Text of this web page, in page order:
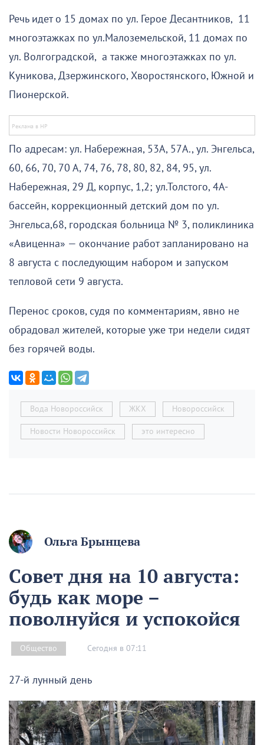
Речь идет о 15 домах по ул. Герое Десантников, 11
многоэтажках по ул.Малоземельской, 11 домах по
ул. Волгоградской, а также многоэтажках по ул.
Куникова, Дзержинского, Хворостянского, Южной и
Пионерской.
По адресам: ул. Набережная, 53А, 57А., ул. Энгельса,
60, 66, 70, 70 А, 74, 76, 78, 80, 82, 84, 95, ул.
Набережная, 29 Д, корпус, 1,2; ул.Толстого, 4А-
бассейн, коррекционный детский дом по ул.
Энгельса,68, городская больница № 3, поликлиника
«Авиценна» — окончание работ запланировано на
8 августа с последующим набором и запуском
тепловой сети 9 августа.
Перенос сроков, судя по комментариям, явно не
обрадовал жителей, которые уже три недели сидят
без горячей воды.
Вода Новороссийск ЖКХ Новороссийск
Новости Новороссийск это интересно
Ольга Брынцева
Совет дня на 10 августа:
будь как море –
поволнуйся и успокойся
Общество Сегодня в 07:11
27-й лунный день